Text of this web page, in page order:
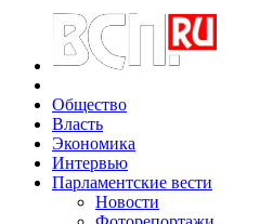
Общество
Власть
Экономика
Интервью
Парламентские вести
Новости